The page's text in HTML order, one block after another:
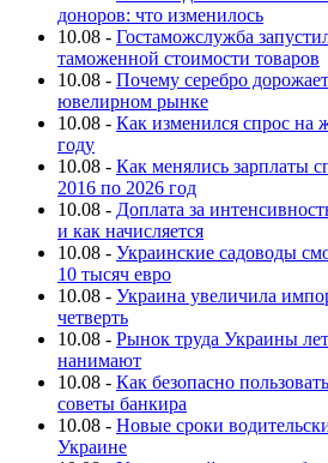
доноров: что изменилось
10.08 - Гостаможслужба
таможенной стоимости товаров
10.08 - Почему серебро
ювелирном рынке
10.08 - Как изменился спрос на
году
10.08 - Как менялись зарплаты
2016 по 2026 год
10.08 - Доплата за
и как начисляется
10.08 - Украинские садоводы
10 тысяч евро
10.08 - Украина увеличила
четверть
10.08 - Рынок труда Украины
нанимают
10.08 - Как безопасно
советы банкира
10.08 - Новые сроки
Украине